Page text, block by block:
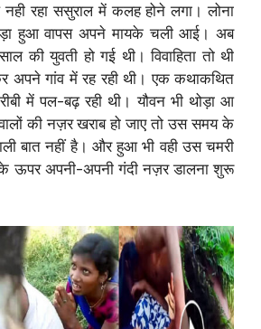
नही रहा ससुराल में कलह होने लगा। लोना
हुआ वापस अपने मायके चली आई। अब
की युवती हो गई थी। विवाहिता तो थी
अपने गांव में रह रही थी। एक कथाकथित
में पल-बढ़ रही थी। यौवन भी थोड़ा आ
की नज़र खराब हो जाए तो उस समय के
बात नहीं है। और हुआ भी वही उस चमरी
के ऊपर अपनी-अपनी गंदी नज़र डालना शुरू